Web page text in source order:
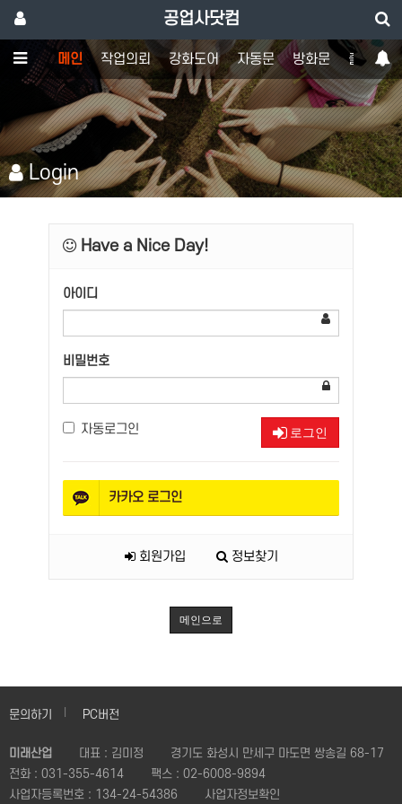
공업사닷컴
메인 작업의뢰 강화도어 자동문 방화문 출입통제
Login
Have a Nice Day!
아이디
비밀번호
자동로그인 로그인
카카오 로그인
회원가입 정보찾기
메인으로
문의하기 PC버전
미래산업 대표 : 김미정
경기도 화성시 만세구 마도면 쌍송길 68-17
전화 : 031-355-4614 팩스 : 02-6008-9894
사업자등록번호 : 134-24-54386 사업자정보확인